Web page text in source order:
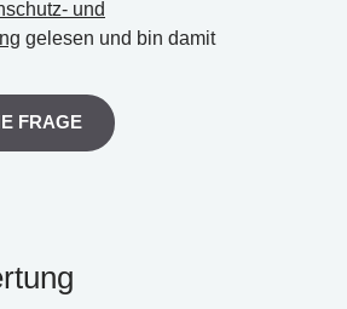
und
gelesen und bin damit
FRAGE